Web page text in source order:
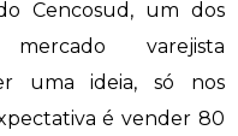
Cencosud, um dos
varejista
uma ideia, só nos
é vender 80